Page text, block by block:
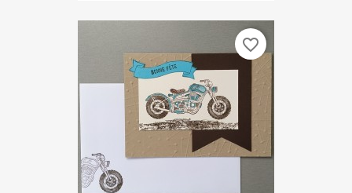
favorite_border